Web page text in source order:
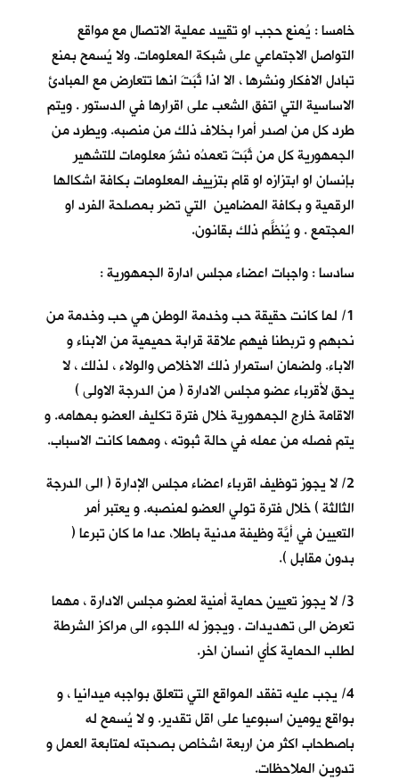
خامسا : يُمنع حجب او تقييد عملية الاتصال مع مواقع
التواصل الاجتماعي على شبكة المعلومات. ولا يُسمح بمنع
تبادل الافكار ونشرها ، الا اذا ثَبَتَ انها تتعارض مع المبادئ
الاساسية التي اتفق الشعب على اقرارها في الدستور . ويتم
طرد كل من اصدر أمرا بخلاف ذلك من منصبه. ويطرد من
الجمهورية كل من ثَبَتَ تعمدُه نشرَ معلومات للتشهير
بإنسان او ابتزازه او قام بتزييف المعلومات بكافة اشكالها
الرقمية و بكافة المضامين التي تضر بمصلحة الفرد او
المجتمع . و يُنظَّم ذلك بقانون.
سادسا : واجبات اعضاء مجلس ادارة الجمهورية :
1/ لما كانت حقيقة حب وخدمة الوطن هي حب وخدمة من
نحبهم و تربطنا فيهم علاقة قرابة حميمية من الابناء و
الاباء. ولضمان استمرار ذلك الاخلاص والولاء ، لذلك ، لا
يحق لأقرباء عضو مجلس الادارة ( من الدرجة الاولى )
الاقامة خارج الجمهورية خلال فترة تكليف العضو بمهامه. و
يتم فصله من عمله في حالة ثبوته ، ومهما كانت الاسباب.
2/ لا يجوز توظيف اقرباء اعضاء مجلس الإدارة ( الى الدرجة
الثالثة ) خلال فترة تولي العضو لمنصبه. و يعتبر أمر
التعيين في أيَّة وظيفة مدنية باطلا، عدا ما كان تبرعا (
بدون مقابل ).
3/ لا يجوز تعيين حماية أمنية لعضو مجلس الادارة ، مهما
تعرض الى تهديدات . ويجوز له اللجوء الى مراكز الشرطة
لطلب الحماية كأي انسان اخر.
4/ يجب عليه تفقد المواقع التي تتعلق بواجبه ميدانيا ، و
بواقع يومين اسبوعيا على اقل تقدير. و لا يُسمح له
باصطحاب اكثر من اربعة اشخاص بصحبته لمتابعة العمل و
تدوين الملاحظات.